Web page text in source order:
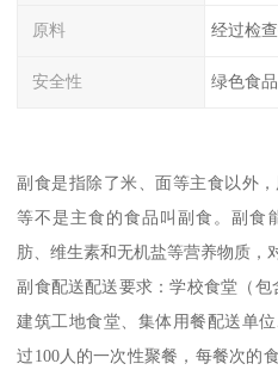
原料 经过检
安全性 绿色食品
副食是指除了米、面等主食以外
等不是主食的食品叫副食。副食
肪、维生素和无机盐等营养物质，
副食配送配送要求：学校食堂（
建筑工地食堂、集体用餐配送单
过100人的一次性聚餐，每餐次的